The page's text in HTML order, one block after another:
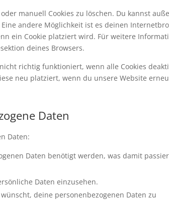
manuell Cookies zu löschen. Du kannst
andere Möglichkeit ist es deinen
ein Cookie platziert wird. Für weitere
deines Browsers.
richtig funktioniert, wenn alle Cookies
neu platziert, wenn du unsere Website
Daten
Daten:
Daten benötigt werden, was damit
Daten einzusehen.
deine personenbezogenen Daten zu